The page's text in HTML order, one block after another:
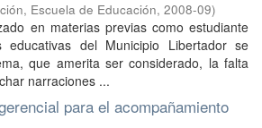
Escuela de Educación, 2008-09)
en materias previas como estudiante
educativas del Municipio Libertador se
que amerita ser considerado, la falta
narraciones ...
para el acompañamiento